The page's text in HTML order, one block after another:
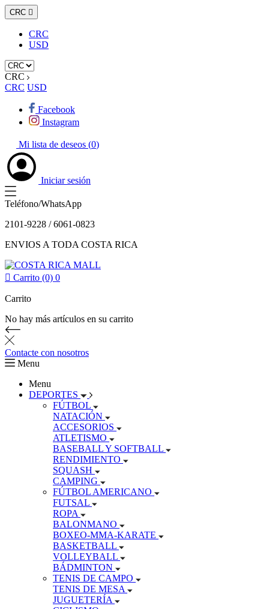
CRC 
CRC
USD
CRC
CRC USD
Facebook
Instagram
Mi lista de deseos (0)
Iniciar sesión
Teléfono/WhatsApp
2101-9228 / 6061-0823
ENVIOS A TODA COSTA RICA
 Carrito (0) 0
Carrito
No hay más artículos en su carrito
Contacte con nosotros
Menu
Menu
DEPORTES
FÚTBOL
NATACIÓN
ACCESORIOS
ATLETISMO
BASEBALL Y SOFTBALL
RENDIMIENTO
SQUASH
CAMPING
FÚTBOL AMERICANO
FUTSAL
ROPA
BALONMANO
BOXEO-MMA-KARATE
BASKETBALL
VOLLEYBALL
BÁDMINTON
TENIS DE CAMPO
TENIS DE MESA
JUGUETERÍA